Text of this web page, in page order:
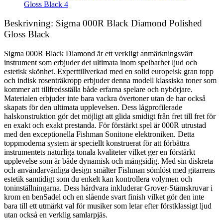
Beskrivning: Sigma 000R Black Diamond Polished
Gloss Black
Sigma 000R Black Diamond är ett verkligt anmärkningsvärt
instrument som erbjuder det ultimata inom spelbarhet ljud och
estetisk skönhet. Experttillverkad med en solid europeisk gran topp
och indisk rosenträkropp erbjuder denna modell klassiska toner som
kommer att tillfredsställa både erfarna spelare och nybörjare.
Materialen erbjuder inte bara vackra övertoner utan de har också
skapats för den ultimata upplevelsen. Dess lågprofilerade
halskonstruktion gör det möjligt att glida smidigt från fret till fret för
en exakt och exakt prestanda. För förstärkt spel är 000R utrustad
med den exceptionella Fishman Sonitone elektroniken. Detta
toppmoderna system är speciellt konstruerat för att förbättra
instrumentets naturliga tonala kvaliteter vilket ger en förstärkt
upplevelse som är både dynamisk och mångsidig. Med sin diskreta
och användarvänliga design smälter Fishman sömlöst med gitarrens
estetik samtidigt som du enkelt kan kontrollera volymen och
toninställningarna. Dess hårdvara inkluderar Grover-Stämskruvar i
krom en benSadel och en slående svart finish vilket gör den inte
bara till ett utmärkt val för musiker som letar efter förstklassigt ljud
utan också en verklig samlarpjäs.